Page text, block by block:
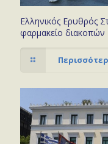
Ελληνικός Ερυθρός
φαρμακείο διακοπών